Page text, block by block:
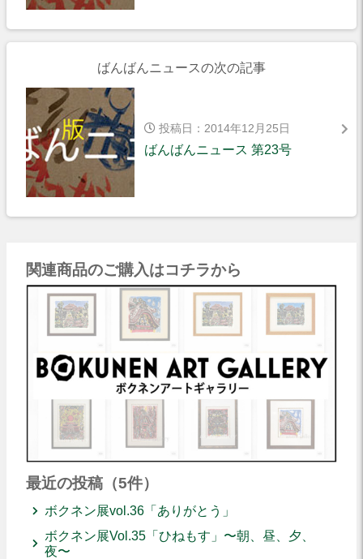
ばんばんニュースの次の記事
投稿日：2014年12月25日
ばんばんニュース 第23号
関連商品のご購入はコチラから
最近の投稿（5件）
ボクネン展vol.36「ありがとう」
ボクネン展Vol.35「ひねもす」〜朝、昼、夕、
夜〜